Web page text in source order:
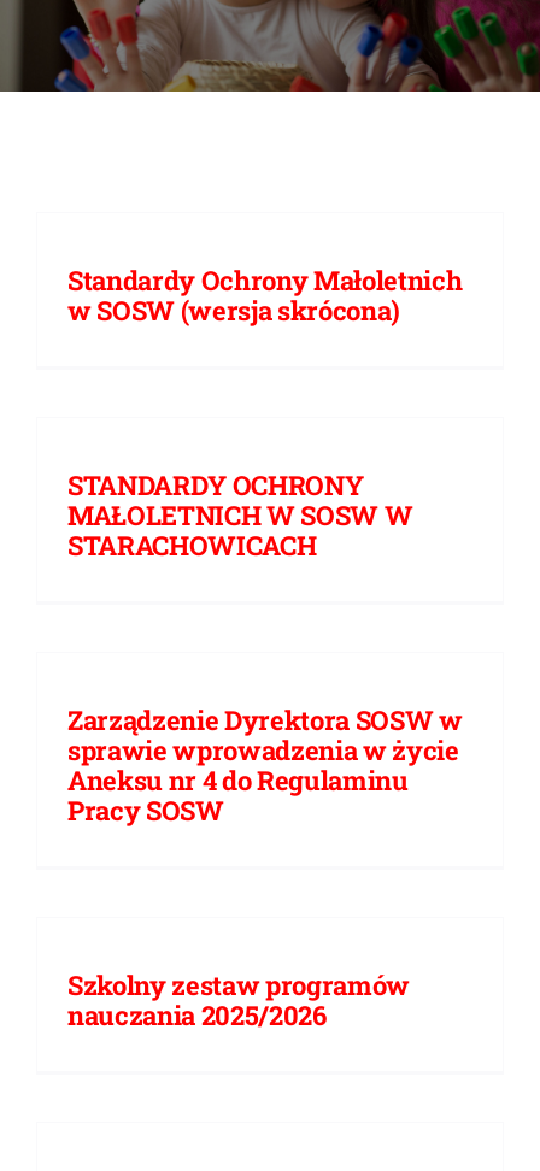
DOKUMENTY
PROJEKTYStandardy Ochrony Małoletnich
w SOSW (wersja skrócona)
STANDARDY OCHRONY
MAŁOLETNICH W SOSW W
STARACHOWICACH
Zarządzenie Dyrektora SOSW w
sprawie wprowadzenia w życie
Aneksu nr 4 do Regulaminu
Pracy SOSW
Szkolny zestaw programów
nauczania 2025/2026